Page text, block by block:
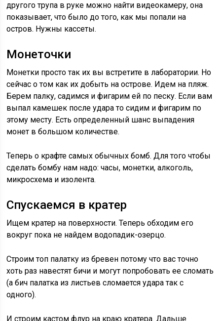
другого трупа в руке можно найти видеокамеру, она
показывает, что было до того, как мы попали на
остров. Нужны кассеты.
Монеточки
Монетки просто так их вы встретите в лаборатории. Но
сейчас о том как их добыть на острове. Идем на пляж.
Берем палку, садимся и фигарим ей по песку. Если вам
выпал камешек после удара то сидим и фигарим по
этому месту. Есть определенный шанс выпадения
монет в большом количестве.
Теперь о крафте самых обычных бомб. Для того чтобы
сделать бомбу нам надо: часы, монетки, алкоголь,
микросхема и изолента.
Спускаемся в кратер
Ищем кратер на поверхности. Теперь обходим его
вокруг пока не найдем водопадик-озерцо.
Строим топ палатку из бревен потому что вас точно
хоть раз навестят бичи и могут попробовать ее сломать
(а бич палатка из листьев сломается удара так с
одного).
И строим кастом флур на краю кратера. Дальше